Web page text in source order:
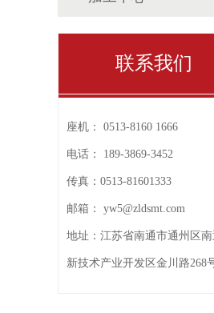
联系我们
座机： 0513-8160 1666
电话： 189-3869-3452
传真： 0513-81601333
邮箱： yw5@zldsmt.com
地址： 江苏省南通市通州区南
新技术产业开发区金川路268